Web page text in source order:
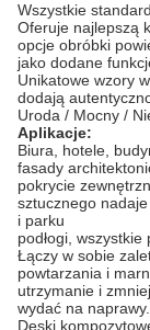
Wszystkie
Oferuje najlepszą
opcje obróbki
jako dodane
Unikatowe wzory
dodają
Uroda / Mocny /
Aplikacje:
Biura, hotele,
fasady
pokrycie
sztucznego
i parku
podłogi,
Łączy w sobie
powtarzania i
utrzymanie i
wydać na naprawy.
Deski